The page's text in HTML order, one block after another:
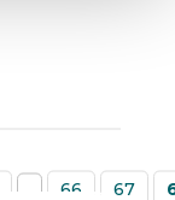
66 67